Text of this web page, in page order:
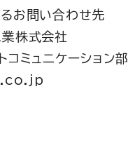
お問い合わせ先
株式会社
コミュニケーション部